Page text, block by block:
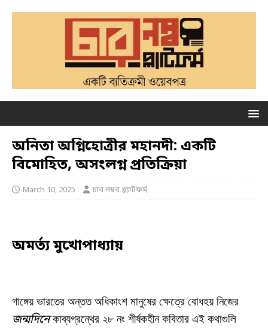
অনিতা অগ্নিহোত্রীর মহানদী: একটি
বিমোহিত, অসংলগ্ন প্রতিক্রিয়া
March 10, 2025 চার নম্বর প্ল্যাটফর্ম
অমর্ত্য মুখোপাধ্যায়
গাঙ্গেয় ভারতের অন্তত অধিকাংশ মানুষের ক্ষেত্রে বোধহয় নিজের
জন্মদিনেকাব্যগ্রন্থের ২৮ নং শীর্ষকহীন কবিতার এই কথাগুলি